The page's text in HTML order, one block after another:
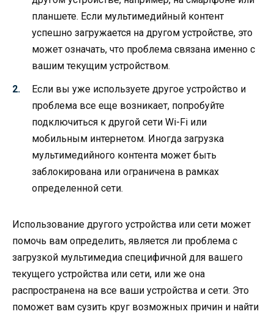
планшете. Если мультимедийный контент
успешно загружается на другом устройстве, это
может означать, что проблема связана именно с
вашим текущим устройством.
Если вы уже используете другое устройство и
проблема все еще возникает, попробуйте
подключиться к другой сети Wi-Fi или
мобильным интернетом. Иногда загрузка
мультимедийного контента может быть
заблокирована или ограничена в рамках
определенной сети.
Использование другого устройства или сети может
помочь вам определить, является ли проблема с
загрузкой мультимедиа специфичной для вашего
текущего устройства или сети, или же она
распространена на все ваши устройства и сети. Это
поможет вам сузить круг возможных причин и найти